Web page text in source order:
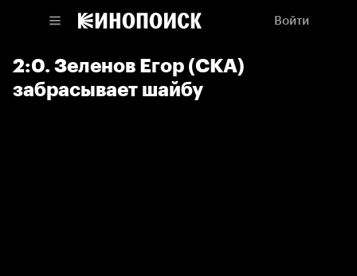
Войти
2:0. Зеленов Егор (СКА)
забрасывает шайбу